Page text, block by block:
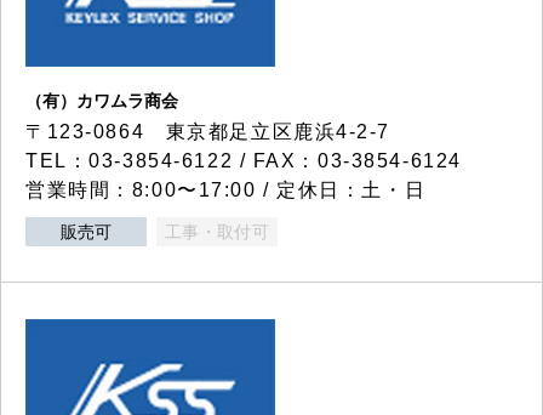
（有）カワムラ商会
〒123-0864 東京都足立区鹿浜4-2-7
TEL：03-3854-6122 / FAX：03-3854-6124
営業時間：8:00〜17:00 / 定休日：土・日
販売可 工事・取付可